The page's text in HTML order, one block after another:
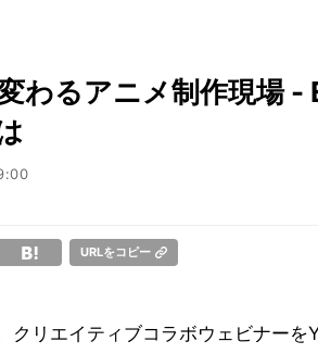
わるアニメ制作現場 -
URLをコピー
クリエイティブコラボウェビナー